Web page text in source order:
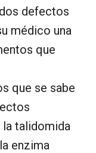
defectos
médico una
que
que se sabe
talidomida
enzima